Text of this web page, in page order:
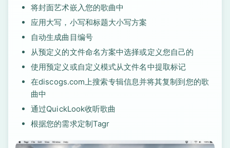
将封面艺术嵌入您的歌曲中
应用大写，小写和标题大小写方案
自动生成曲目编号
从预定义的文件命名方案中选择或定义您自己的
使用预定义或自定义模式从文件名中提取标记
在discogs.com上搜索专辑信息并将其复制到您的歌
曲中
通过QuickLook收听歌曲
根据您的需求定制Tagr